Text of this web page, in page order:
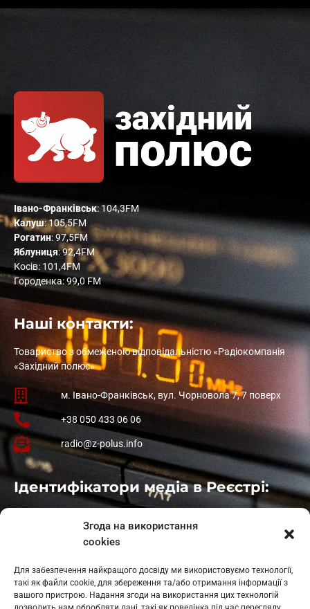
Згода на використання
cookies
Для забезпечення найкращого досвіду ми використовуємо технології,
такі як файли cookie, для збереження та/або отримання інформації з
вашого пристрою. Надання згоди на використання цих технологій
Івано-Франківськ: 104,3FM
Калуш: 105,5FM
Рогатин: 97,5FM
Яблуниця: 92,4FM
Косів: 101,4FM
Городенка: 99,0 FM
Наші контакти:
Товариство з обмеженою відповідальністю «Радіокомпанія
«Західний полюс»
м. Івано-Франківськ, вул. Чорновола 7, 7 поверх
+38 050 433 06 06
radio@z-polus.info
Ідентифікатори медіа в Реєстрі:
: L11-01410
: L11-01801
Косів: L11-01805
Гарасимів: L11-02274